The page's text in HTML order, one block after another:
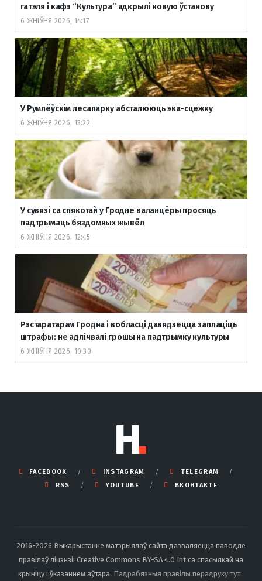
гатэля і кафэ “Культура” адкрылі новую ўстанову
6 ЖНІЎНЯ 2026, 14:17
У Румлёўскім лесапарку абсталююць эка-сцежку
6 ЖНІЎНЯ 2026, 13:22
У сувязі са спякотай у Гродне валанцёры просяць
падтрымаць бяздомных жывёл
6 ЖНІЎНЯ 2026, 12:45
Рэстаратарам Гродна і вобласці давядзецца заплаціць
штрафы: не адлічвалі грошы на падтрымку культуры
6 ЖНІЎНЯ 2026, 10:30
FACEBOOK INSTAGRAM
TELEGRAM
RSS
YOUTUBE ВКОНТАКТЕ
2016-2026 Выкарыстанне матэрыялаў сайта дазваляецца паводле
правілаў ліцэнзіі Creative Commons BY-SA 4.0 Int са спасылкай на
крыніцу і ўказаннем аўтара. Падрабязныя правілы перадруку тут .